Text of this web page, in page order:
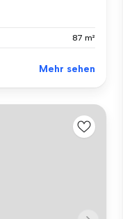
87 m²
Mehr sehen